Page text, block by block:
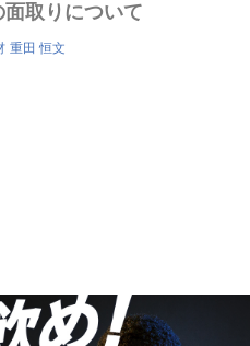
取りについて
重田 恒文